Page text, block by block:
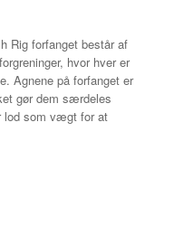
Rig forfanget består af
hvor hver er
Agnene på forfanget er
gør dem særdeles
lod som vægt for at